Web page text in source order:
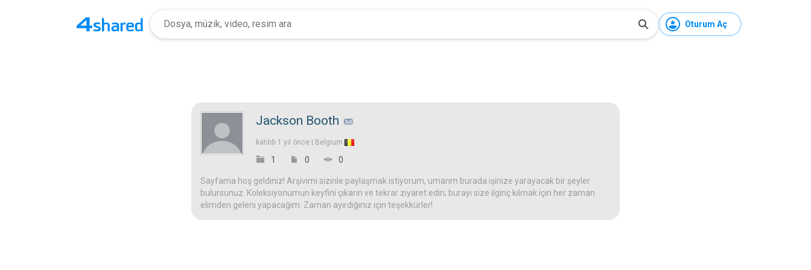
Oturum Aç
Jackson Booth
katıldı 1 yıl önce | Belgium
1 0 0
Sayfama hoş geldiniz! Arşivimi sizinle paylaşmak istiyorum, umarım burada işinize yarayacak bir şeyler
bulursunuz. Koleksiyonumun keyfini çıkarın ve tekrar ziyaret edin; burayı size ilginç kılmak için her zaman
elimden geleni yapacağım. Zaman ayırdığınız için teşekkürler!